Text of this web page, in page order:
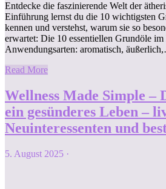
Entdecke die faszinierende Welt der
Einführung lernst du die 10 wichtigsten
kennen und verstehst, warum sie so
erwartet: Die 10 essentiellen Grundöle
Anwendungsarten: aromatisch,
Read More
Wellness Made Simple –
ein gesünderes Leben –
Neuinteressenten und
5. August 2025 ·